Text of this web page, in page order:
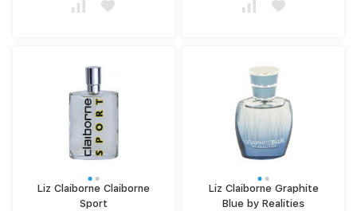
Liz Claiborne Claiborne
Sport
Liz Claiborne Graphite
Blue by Realities